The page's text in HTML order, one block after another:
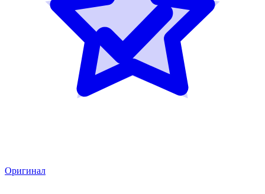
Оригинал